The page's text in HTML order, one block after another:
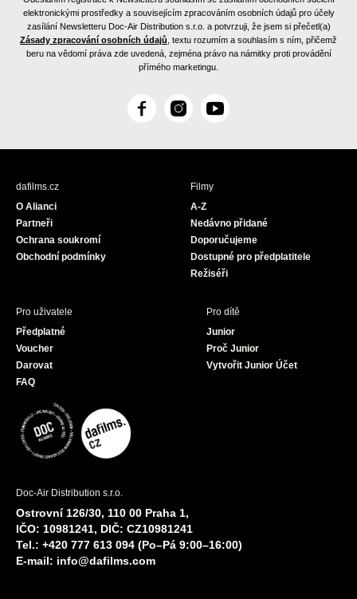
elektronickými prostředky a souvisejícím zpracováním osobních údajů pro účely
zasílání Newsletteru Doc-Air Distribution s.r.o. a potvrzuji, že jsem si přečetl(a)
Zásady zpracování osobních údajů , textu rozumím a souhlasím s ním, přičemž
beru na vědomí práva zde uvedená, zejména právo na námitky proti provádění
přímého marketingu.
F
c
I
s
Y
u
dafilms.cz
O Alianci
Partneři
Ochrana soukromí
Obchodní podmínky
Filmy
A-Z
Nedávno přidané
Doporučujeme
Dostupné pro předplatitele
Režiséři
Pro uživatele
Předplatné
Voucher
Darovat
FAQ
Pro dítě
Junior
Proč Junior
Vytvořit Junior Účet
Doc-Air Distribution s.r.o.
Ostrovní 126/30, 110 00 Praha 1,
IČO: 10981241, DIČ: CZ10981241
Tel.: +420 777 613 094 (Po–Pá 9:00–16:00)
E-mail: info@dafilms.com